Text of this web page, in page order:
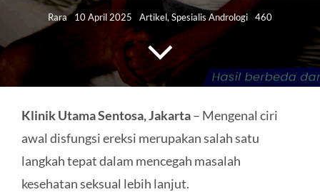
Rara 10 April 2025 Artikel,Spesialis Andrologi 460
Klinik Utama Sentosa, Jakarta– Mengenal ciri
awal disfungsi ereksi merupakan salah satu
langkah tepat dalam mencegah masalah
kesehatan seksual lebih lanjut.